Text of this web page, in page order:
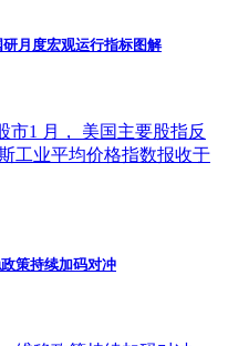
月度宏观运行指标图解
市1 月， 美国主要股指反
工业平均价格指数报收于
策持续加码对冲